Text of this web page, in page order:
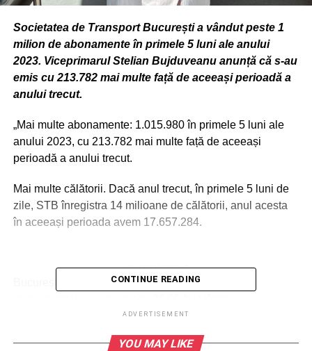
Societatea de Transport București a vândut peste 1
milion de abonamente în primele 5 luni ale anului
2023. Viceprimarul Stelian Bujduveanu anunță că s-au
emis cu 213.782 mai multe față de aceeași perioadă a
anului trecut.
„Mai multe abonamente: 1.015.980 în primele 5 luni ale
anului 2023, cu 213.782 mai multe față de aceeași
perioadă a anului trecut.
Mai multe călătorii. Dacă anul trecut, în primele 5 luni de
zile, STB înregistra 14 milioane de călătorii, anul acesta
în aceeași perioada avem 17.657.284.
ADVERTISEMENT
Bucureștenii aleg transportul public: Vânzarea
călătoriilor a crescut cu 23,33%”, transmite Stelian
CONTINUE READING
ADVERTISEMENT
YOU MAY LIKE